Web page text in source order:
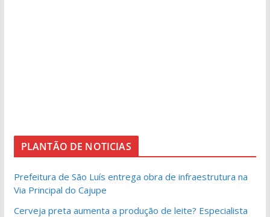
PLANTÃO DE NOTICIAS
Prefeitura de São Luís entrega obra de infraestrutura na
Via Principal do Cajupe
Cerveja preta aumenta a produção de leite? Especialista